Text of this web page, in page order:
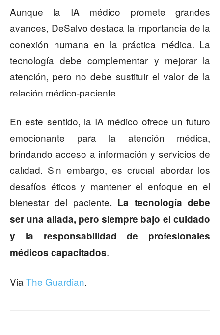
Aunque la IA médico promete grandes
avances, DeSalvo destaca la importancia de la
conexión humana en la práctica médica. La
tecnología debe complementar y mejorar la
atención, pero no debe sustituir el valor de la
relación médico-paciente.
En este sentido, la IA médico ofrece un futuro
emocionante para la atención médica,
brindando acceso a información y servicios de
calidad. Sin embargo, es crucial abordar los
desafíos éticos y mantener el enfoque en el
bienestar del paciente. La tecnología debe
ser una aliada, pero siempre bajo el cuidado
y la responsabilidad de profesionales
médicos capacitados.
Via The Guardian.